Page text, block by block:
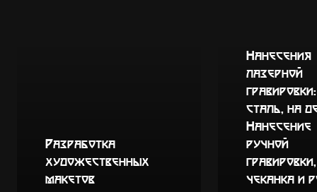
Разработка
художественных
макетов
Нанесения
лазерной
сталь, на
Нанесение
ручной
гравировки,
чеканка и